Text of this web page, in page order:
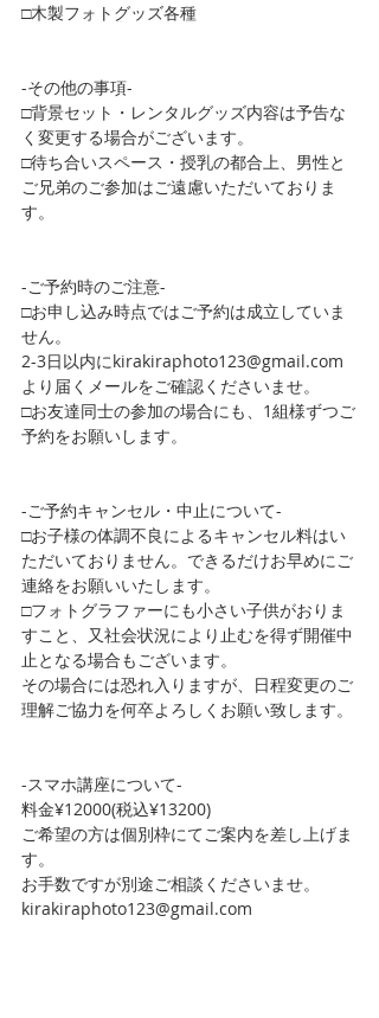
□木製フォトグッズ各種
-その他の事項-
□背景セット・レンタルグッズ内容は予告な
く変更する場合がございます。
□待ち合いスペース・授乳の都合上、男性と
ご兄弟のご参加はご遠慮いただいておりま
す。
-ご予約時のご注意-
□お申し込み時点ではご予約は成立していま
せん。
2-3日以内にkirakiraphoto123@gmail.com
より届くメールをご確認くださいませ。
□お友達同士の参加の場合にも、1組様ずつご
予約をお願いします。
-ご予約キャンセル・中止について-
□お子様の体調不良によるキャンセル料はい
ただいておりません。できるだけお早めにご
連絡をお願いいたします。
□フォトグラファーにも小さい子供がおりま
すこと、又社会状況により止むを得ず開催中
止となる場合もございます。
その場合には恐れ入りますが、日程変更のご
理解ご協力を何卒よろしくお願い致します。
-スマホ講座について-
料金¥12000(税込¥13200)
ご希望の方は個別枠にてご案内を差し上げま
す。
お手数ですが別途ご相談くださいませ。
kirakiraphoto123@gmail.com